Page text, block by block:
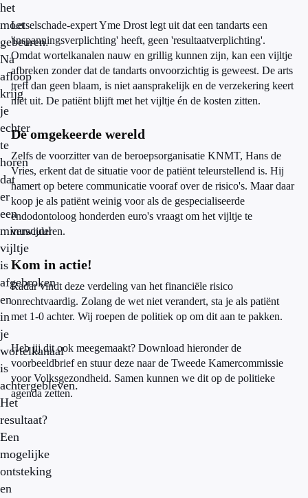
het
moet
gebeuren.
Na
afloop
krijg
je
echter
te
horen
dat
er
een
minuscuul
vijltje
is
afgebroken
en
in
je
wortelkanaal
is
achtergebleven.
Het
resultaat?
Een
mogelijke
ontsteking
en
Letselschade-expert Yme Drost legt uit dat een tandarts een
'inspanningsverplichting' heeft, geen 'resultaatverplichting'.
Omdat wortelkanalen nauw en grillig kunnen zijn, kan een vijltje
afbreken zonder dat de tandarts onvoorzichtig is geweest. De arts
treft dan geen blaam, is niet aansprakelijk en de verzekering keert
niet uit. De patiënt blijft met het vijltje én de kosten zitten.
De omgekeerde wereld
Zelfs de voorzitter van de beroepsorganisatie KNMT, Hans de
Vries, erkent dat de situatie voor de patiënt teleurstellend is. Hij
hamert op betere communicatie vooraf over de risico's. Maar daar
koop je als patiënt weinig voor als de gespecialiseerde
endodontoloog honderden euro's vraagt om het vijltje te
verwijderen.
Kom in actie!
Radar vindt deze verdeling van het financiële risico
onrechtvaardig. Zolang de wet niet verandert, sta je als patiënt
met 1-0 achter. Wij roepen de politiek op om dit aan te pakken.
Heb jij dit ook meegemaakt? Download hieronder de
voorbeeldbrief en stuur deze naar de Tweede Kamercommissie
voor Volksgezondheid. Samen kunnen we dit op de politieke
agenda zetten.